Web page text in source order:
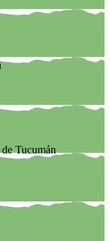
Tucumán